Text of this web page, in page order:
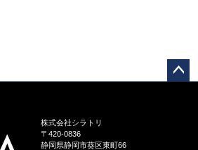
株式会社シラトリ
〒420-0836
静岡県静岡市葵区東町66